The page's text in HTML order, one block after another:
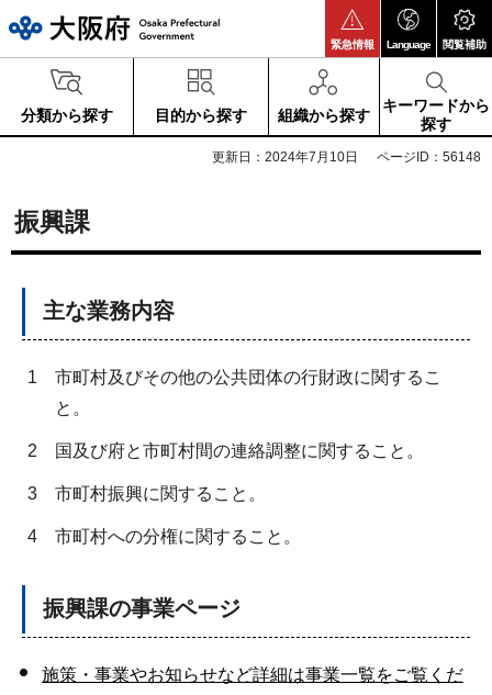
緊急情報 Language 閲覧補助
分類から探す 目的から探す 組織から探す
キーワードから
探す
更新日：2024年7月10日 ページID：56148
振興課
主な業務内容
1
市町村及びその他の公共団体の行財政に関するこ
と。
2 国及び府と市町村間の連絡調整に関すること。
3 市町村振興に関すること。
4 市町村への分権に関すること。
振興課の事業ページ
施策・事業やお知らせなど詳細は事業一覧をご覧くだ